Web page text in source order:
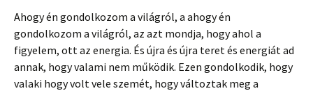
Ahogy én gondolkozom a világról, a ahogy én
gondolkozom a világról, az azt mondja, hogy ahol a
figyelem, ott az energia. És újra és újra teret és energiát ad
annak, hogy valami nem működik. Ezen gondolkodik, hogy
valaki hogy volt vele szemét, hogy változtak meg a